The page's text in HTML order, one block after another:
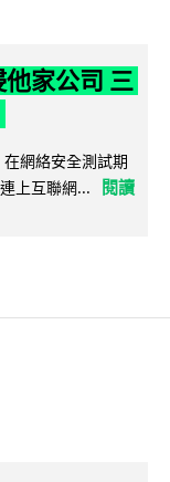
家公司 三
網絡安全測試期
上互聯網...
閱讀